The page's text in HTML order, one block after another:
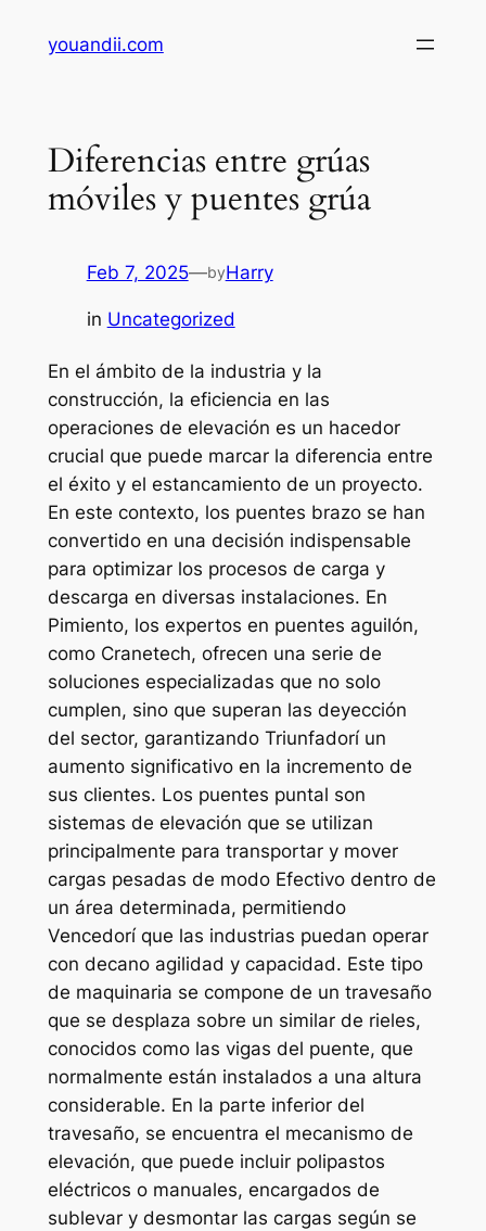
youandii.com
Diferencias entre grúas
móviles y puentes grúa
Feb 7, 2025—byHarry
in Uncategorized
En el ámbito de la industria y la
construcción, la eficiencia en las
operaciones de elevación es un hacedor
crucial que puede marcar la diferencia entre
el éxito y el estancamiento de un proyecto.
En este contexto, los puentes brazo se han
convertido en una decisión indispensable
para optimizar los procesos de carga y
descarga en diversas instalaciones. En
Pimiento, los expertos en puentes aguilón,
como Cranetech, ofrecen una serie de
soluciones especializadas que no solo
cumplen, sino que superan las deyección
del sector, garantizando Triunfadorí un
aumento significativo en la incremento de
sus clientes. Los puentes puntal son
sistemas de elevación que se utilizan
principalmente para transportar y mover
cargas pesadas de modo Efectivo dentro de
un área determinada, permitiendo
Vencedorí que las industrias puedan operar
con decano agilidad y capacidad. Este tipo
de maquinaria se compone de un travesaño
que se desplaza sobre un similar de rieles,
conocidos como las vigas del puente, que
normalmente están instalados a una altura
considerable. En la parte inferior del
travesaño, se encuentra el mecanismo de
elevación, que puede incluir polipastos
eléctricos o manuales, encargados de
sublevar y desmontar las cargas según se